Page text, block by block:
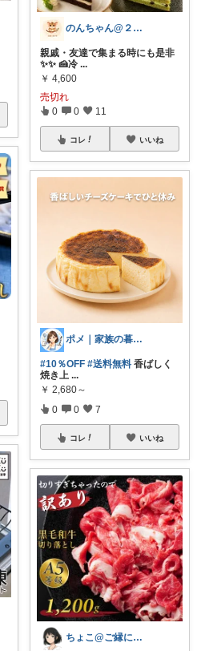
のんちゃん@２児の母💍
親戚・友達で集まる時にも是非
✨️✨️ 🍰冷 ...
￥ 4,600
売切れ
0 0 11
コレ いいね
ポメ｜家族の暮らしを少しラクに
#10％OFF #送料無料 香ばしく
焼き上 ...
￥ 2,680～
0 0 7
コレ いいね
ちょこ@ご縁に感謝致します💗